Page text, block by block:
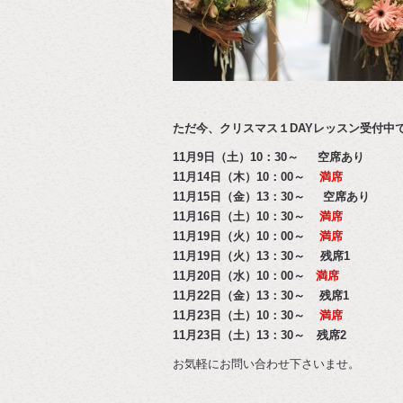
ただ今、クリスマス１DAYレッスン受付中
11月9日（土）10：30～ 空席あり
11月14日（木）10：00～
満席
11月15日（金）13：30～ 空席あり
11月16日（土）10：30～ 満席
11月19日（火）10：00～ 満席
11月19日（火）13：30～ 残席1
11月20日（水）10：00～ 満席
11月22日（金）13：30～ 残席1
11月23日（土）10：30～ 満席
11月23日（土）13：30～ 残席2
お気軽にお問い合わせ下さいませ。